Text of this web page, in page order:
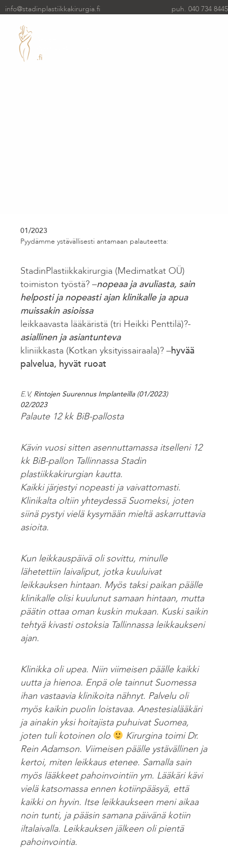
info@stadinplastiikkakirurgia.fi puh. 040 734 8445
01/2023
Pyydämme ystävällisesti antamaan palauteetta:
StadinPlastiikkakirurgia (Medimatkat OÜ)
toimiston työstä? –nopeaa ja avuliasta, sain
helposti ja nopeasti ajan klinikalle ja apua
muissakin asioissa
leikkaavasta lääkäristä (tri Heikki Penttilä)?-
asiallinen ja asiantunteva
kliniikkasta (Kotkan yksityissairaala)? –hyvää
palvelua, hyvät ruoat
E.V, Rintojen Suurennus Implanteilla (01/2023)
02/2023
Palaute 12 kk BiB-pallosta
Kävin vuosi sitten asennuttamassa itselleni 12
kk BiB-pallon Tallinnassa Stadin
plastiikkakirurgian kautta.
Kaikki järjestyi nopeasti ja vaivattomasti.
Klinikalta oltiin yhteydessä Suomeksi, joten
siinä pystyi vielä kysymään mieltä askarruttavia
asioita.
Kun leikkauspäivä oli sovittu, minulle
lähetettiin laivaliput, jotka kuuluivat
leikkauksen hintaan. Myös taksi paikan päälle
klinikalle olisi kuulunut samaan hintaan, mutta
päätin ottaa oman kuskin mukaan. Kuski saikin
tehtyä kivasti ostoksia Tallinnassa leikkaukseni
ajan.
Klinikka oli upea. Niin viimeisen päälle kaikki
uutta ja hienoa. Enpä ole tainnut Suomessa
ihan vastaavia klinikoita nähnyt. Palvelu oli
myös kaikin puolin loistavaa. Anestesialääkäri
ja ainakin yksi hoitajista puhuivat Suomea,
joten tuli kotoinen olo
Kirurgina toimi Dr.
Rein Adamson. Viimeisen päälle ystävällinen ja
kertoi, miten leikkaus etenee. Samalla sain
myös lääkkeet pahoinvointiin ym. Lääkäri kävi
vielä katsomassa ennen kotiinpääsyä, että
kaikki on hyvin. Itse leikkaukseen meni aikaa
noin tunti, ja pääsin samana päivänä kotiin
iltalaivalla. Leikkauksen jälkeen oli pientä
pahoinvointia.